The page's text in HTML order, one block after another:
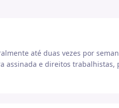
até duas vezes por
e direitos